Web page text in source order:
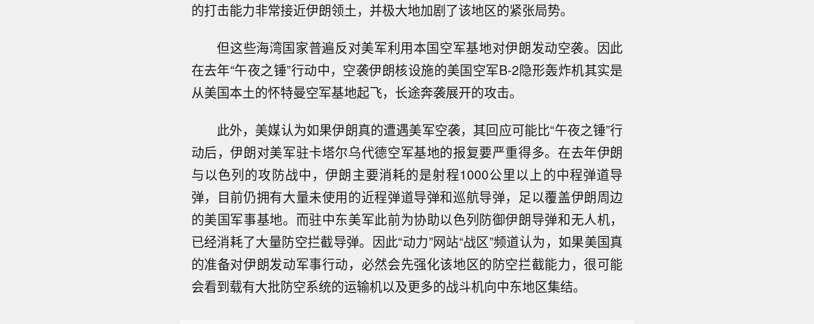
的打击能力非常接近伊朗领土，并极大地加剧了该地区的紧张局势。
但这些海湾国家普遍反对美军利用本国空军基地对伊朗发动空袭。因此
在去年“午夜之锤”行动中，空袭伊朗核设施的美国空军B-2隐形轰炸机其实是
从美国本土的怀特曼空军基地起飞，长途奔袭展开的攻击。
此外，美媒认为如果伊朗真的遭遇美军空袭，其回应可能比“午夜之锤”行
动后，伊朗对美军驻卡塔尔乌代德空军基地的报复要严重得多。在去年伊朗
与以色列的攻防战中，伊朗主要消耗的是射程1000公里以上的中程弹道导
弹，目前仍拥有大量未使用的近程弹道导弹和巡航导弹，足以覆盖伊朗周边
的美国军事基地。而驻中东美军此前为协助以色列防御伊朗导弹和无人机，
已经消耗了大量防空拦截导弹。因此“动力”网站“战区”频道认为，如果美国真
的准备对伊朗发动军事行动，必然会先强化该地区的防空拦截能力，很可能
会看到载有大批防空系统的运输机以及更多的战斗机向中东地区集结。